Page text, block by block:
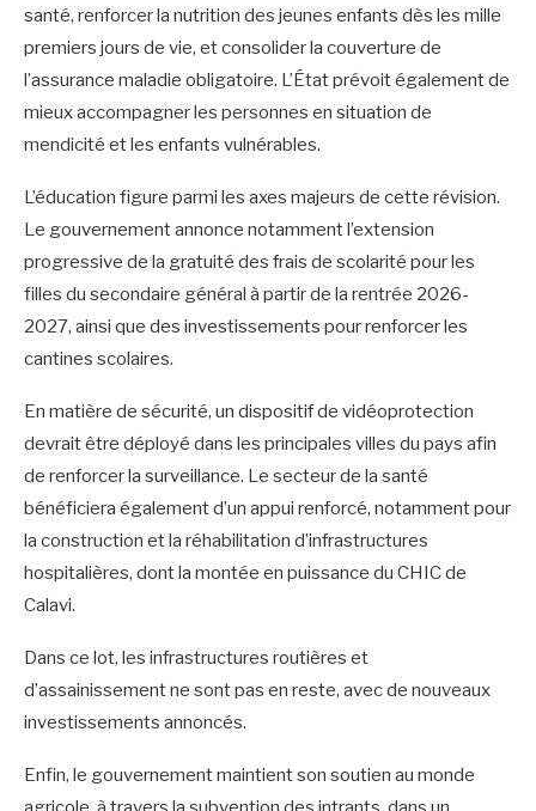
santé, renforcer la nutrition des jeunes enfants dès les mille
premiers jours de vie, et consolider la couverture de
l’assurance maladie obligatoire. L’État prévoit également de
mieux accompagner les personnes en situation de
mendicité et les enfants vulnérables.
L’éducation figure parmi les axes majeurs de cette révision.
Le gouvernement annonce notamment l’extension
progressive de la gratuité des frais de scolarité pour les
filles du secondaire général à partir de la rentrée 2026-
2027, ainsi que des investissements pour renforcer les
cantines scolaires.
En matière de sécurité, un dispositif de vidéoprotection
devrait être déployé dans les principales villes du pays afin
de renforcer la surveillance. Le secteur de la santé
bénéficiera également d’un appui renforcé, notamment pour
la construction et la réhabilitation d’infrastructures
hospitalières, dont la montée en puissance du CHIC de
Calavi.
Dans ce lot, les infrastructures routières et
d’assainissement ne sont pas en reste, avec de nouveaux
investissements annoncés.
Enfin, le gouvernement maintient son soutien au monde